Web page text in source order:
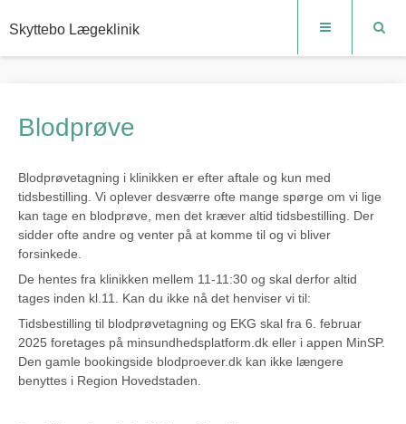
Skyttebo Lægeklinik
Blodprøve
Blodprøvetagning i klinikken er efter aftale og kun med
tidsbestilling. Vi oplever desværre ofte mange spørge om vi lige
kan tage en blodprøve, men det kræver altid tidsbestilling. Der
sidder ofte andre og venter på at komme til og vi bliver
forsinkede.
De hentes fra klinikken mellem 11-11:30 og skal derfor altid
tages inden kl.11. Kan du ikke nå det henviser vi til:
Tidsbestilling til blodprøvetagning og EKG skal fra 6. februar
2025 foretages på minsundhedsplatform.dk eller i appen MinSP.
Den gamle bookingside blodproever.dk kan ikke længere
benyttes i Region Hovedstaden.